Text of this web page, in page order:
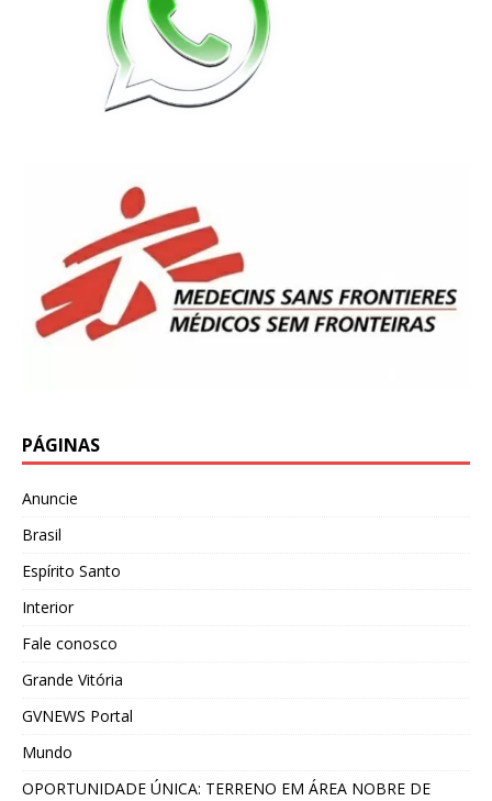
PÁGINAS
Anuncie
Brasil
Espírito Santo
Interior
Fale conosco
Grande Vitória
GVNEWS Portal
Mundo
OPORTUNIDADE ÚNICA: TERRENO EM ÁREA NOBRE DE